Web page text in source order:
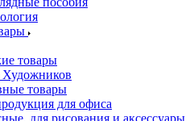
товары
Художников
товары
для офиса
для рисования и аксессуары